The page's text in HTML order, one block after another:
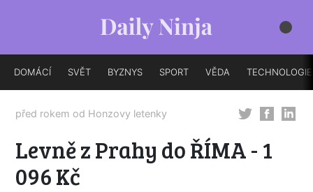
DOMÁCÍ SVĚT BYZNYS SPORT VĚDA TECHNOLOGIE
před rokem od Honzovy letenky
Levně z Prahy do ŘÍMA - 1
096 Kč